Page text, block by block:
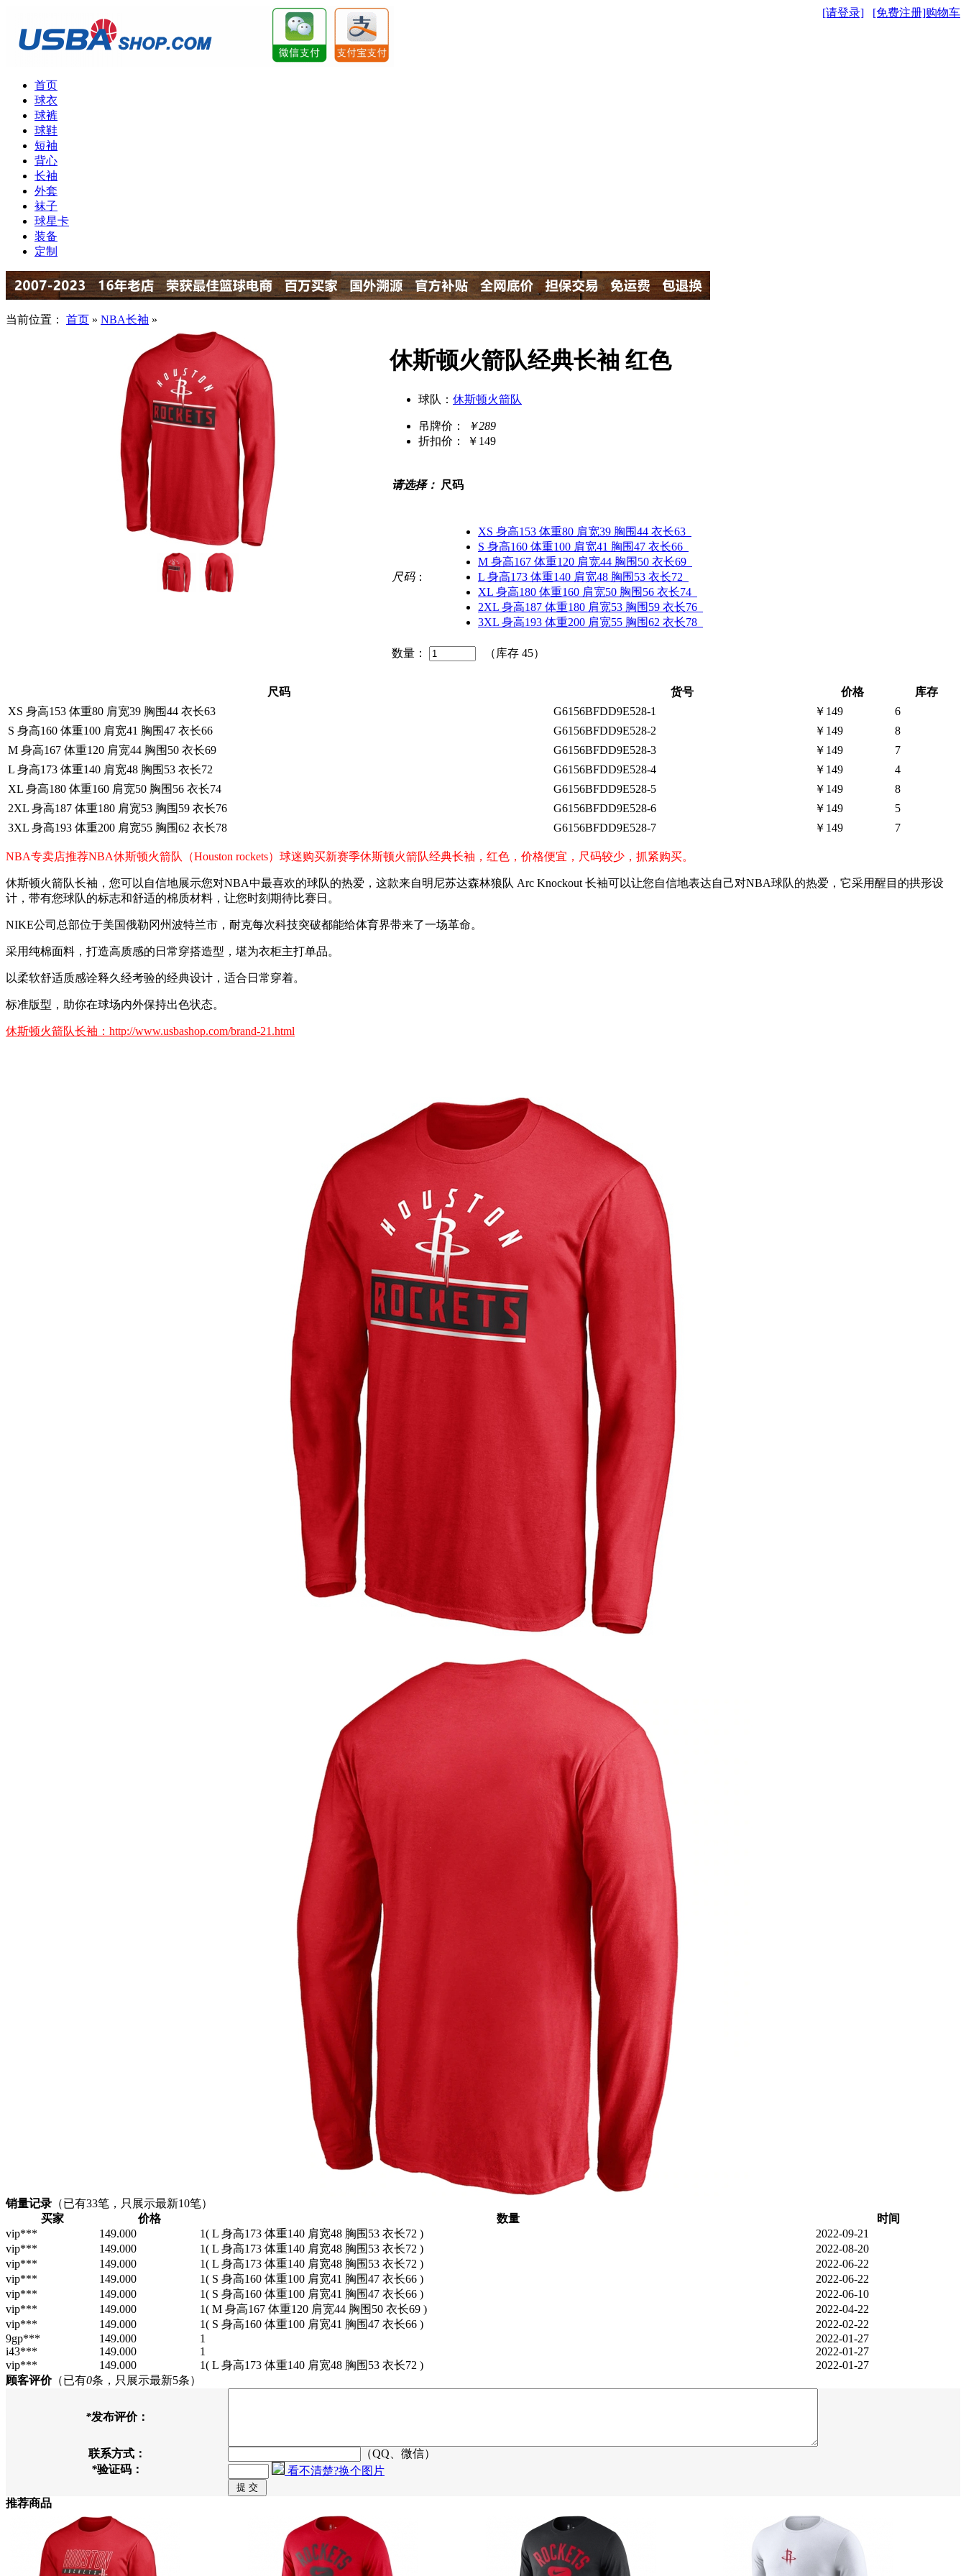
[请登录] [免费注册]购物车
首页
球衣
球裤
球鞋
短袖
背心
长袖
外套
袜子
球星卡
装备
定制
当前位置： 首页 » NBA长袖 »
休斯顿火箭队经典长袖 红色
球队： 休斯顿火箭队
吊牌价：
￥289
折扣价：
￥149
请选择： 尺码
尺码：
XS 身高153 体重80 肩宽39 胸围44 衣长63
S 身高160 体重100 肩宽41 胸围47 衣长66
M 身高167 体重120 肩宽44 胸围50 衣长69
L 身高173 体重140 肩宽48 胸围53 衣长72
XL 身高180 体重160 肩宽50 胸围56 衣长74
2XL 身高187 体重180 肩宽53 胸围59 衣长76
3XL 身高193 体重200 肩宽55 胸围62 衣长78
数量： （库存 45）
尺码 货号 价格
库存
XS 身高153 体重80 肩宽39 胸围44 衣长63
G6156BFDD9E528-1 ￥149
6
S 身高160 体重100 肩宽41 胸围47 衣长66
G6156BFDD9E528-2 ￥149
8
M 身高167 体重120 肩宽44 胸围50 衣长69
G6156BFDD9E528-3 ￥149
7
L 身高173 体重140 肩宽48 胸围53 衣长72
G6156BFDD9E528-4 ￥149
4
XL 身高180 体重160 肩宽50 胸围56 衣长74
G6156BFDD9E528-5 ￥149
8
2XL 身高187 体重180 肩宽53 胸围59 衣长76
G6156BFDD9E528-6 ￥149
5
3XL 身高193 体重200 肩宽55 胸围62 衣长78
G6156BFDD9E528-7 ￥149 7
NBA专卖店推荐NBA休斯顿火箭队（Houston rockets）球迷购买新赛季休斯顿火箭队经典长袖，红色，价格便宜，尺码较少，抓紧购买。
休斯顿火箭队长袖，您可以自信地展示您对NBA中最喜欢的球队的热爱，这款来自明尼苏达森林狼队 Arc Knockout 长袖可以让您自信地表达自己对NBA球队的热爱，它采用醒目的拱形设
计，带有您球队的标志和舒适的棉质材料，让您时刻期待比赛日。
NIKE公司总部位于美国俄勒冈州波特兰市，耐克每次科技突破都能给体育界带来了一场革命。
采用纯棉面料，打造高质感的日常穿搭造型，堪为衣柜主打单品。
以柔软舒适质感诠释久经考验的经典设计，适合日常穿着。
标准版型，助你在球场内外保持出色状态。
休斯顿火箭队长袖：http://www.usbashop.com/brand-21.html
销量记录 （已有33笔，只展示最新10笔）
买家
价格 数量
时间
vip***
149.000 1( L 身高173 体重140 肩宽48 胸围53 衣长72 )
2022-09-21
vip***
149.000 1( L 身高173 体重140 肩宽48 胸围53 衣长72 )
2022-08-20
vip***
149.000 1( L 身高173 体重140 肩宽48 胸围53 衣长72 )
2022-06-22
vip***
149.000 1( S 身高160 体重100 肩宽41 胸围47 衣长66 )
2022-06-22
vip***
149.000 1( S 身高160 体重100 肩宽41 胸围47 衣长66 )
2022-06-10
vip***
149.000 1( M 身高167 体重120 肩宽44 胸围50 衣长69 )
2022-04-22
vip***
149.000 1( S 身高160 体重100 肩宽41 胸围47 衣长66 )
2022-02-22
9gp***
149.000 1
2022-01-27
i43***
149.000 1
2022-01-27
vip***
149.000 1( L 身高173 体重140 肩宽48 胸围53 衣长72 )
2022-01-27
顾客评价（已有0条，只展示最新5条）
*发布评价：
联系方式：
（QQ、微信）
*验证码： 看不清楚?换个图片
推荐商品